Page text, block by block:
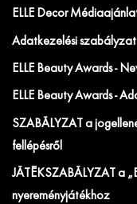
ELLE Decor
Adatkezelési szabályzat
ELLE Beauty Awards -
ELLE Beauty Awards -
SZABÁLYZAT a
fellépésről
JÁTÉKSZABÁLYZAT a
nyereményjátékhoz